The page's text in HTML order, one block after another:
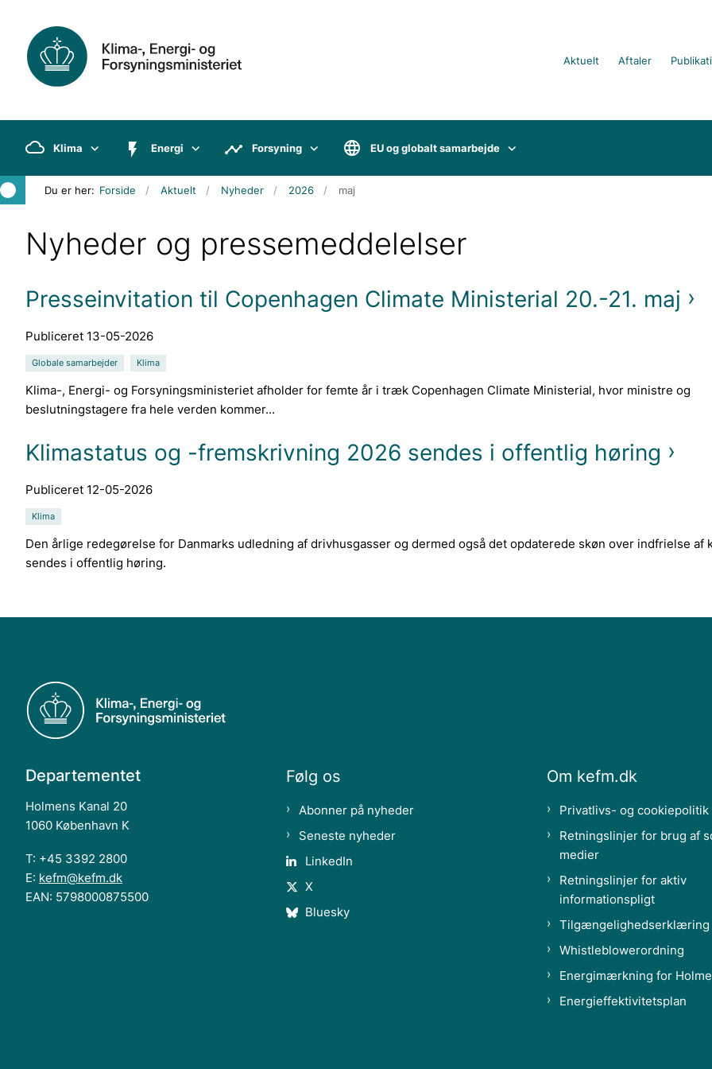
Aktuelt Aftaler
Klima Energi Forsyning EU og globalt samarbejde
Du er her: Forside Aktuelt Nyheder 2026 maj
Nyheder og pressemeddelelser
Presseinvitation til Copenhagen Climate Ministerial 20.-21. maj
Publiceret 13-05-2026
Globale samarbejder Klima
Klima-, Energi- og Forsyningsministeriet afholder for femte år i træk Copenhagen Climate Ministerial, hvor ministre og
beslutningstagere fra hele verden kommer...
Klimastatus og -fremskrivning 2026 sendes i offentlig høring
Publiceret 12-05-2026
Klima
Den årlige redegørelse for Danmarks udledning af drivhusgasser og dermed også det opdaterede skøn over indfrielse af
sendes i offentlig høring.
Departementet
Holmens Kanal 20
1060 København K
T: +45 3392 2800
E: kefm@kefm.dk
EAN: 5798000875500
Følg os
Abonner på nyheder
Seneste nyheder
LinkedIn
X
Bluesky
Om kefm.dk
Privatlivs- og cookiepolitik
Retningslinjer for brug af
medier
Retningslinjer for aktiv
informationspligt
Tilgængelighedserklæring
Whistleblowerordning
Energimærkning for
Energieffektivitetsplan